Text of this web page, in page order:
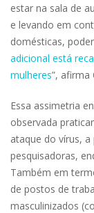
estar na sala de
e levando em
domésticas,
adicional está
mulheres”, afirma
Essa assimetria
observada
ataque do vírus,
pesquisadoras,
Também em
de postos de
masculinizados